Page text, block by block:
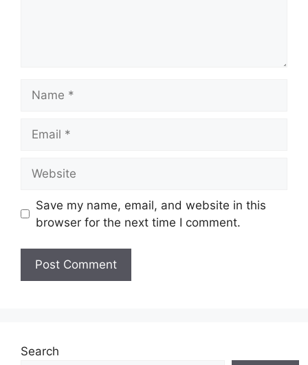
Save my name, email, and website in this
browser for the next time I comment.
Search